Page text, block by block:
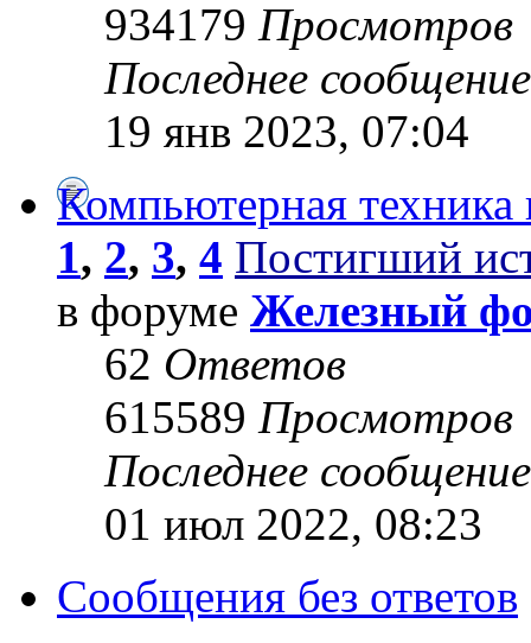
934179 Просмотров
Последнее
19 янв 2023, 07:04
Компьютерная
1, 2, 3, 4 Постигший
в форуме Железный
62 Ответов
615589 Просмотров
Последнее
01 июл 2022, 08:23
Сообщения без ответов